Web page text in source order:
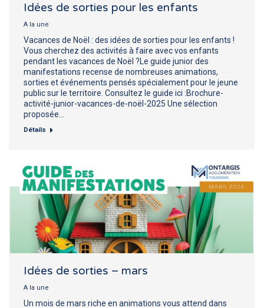
Idées de sorties pour les enfants
A la une
Vacances de Noël : des idées de sorties pour les enfants !
Vous cherchez des activités à faire avec vos enfants
pendant les vacances de Noël ?Le guide junior des
manifestations recense de nombreuses animations,
sorties et événements pensés spécialement pour le jeune
public sur le territoire. Consultez le guide ici :Brochure-
activité-junior-vacances-de-noël-2025 Une sélection
proposée…
Détails
Idées de sorties – mars
A la une
Un mois de mars riche en animations vous attend dans